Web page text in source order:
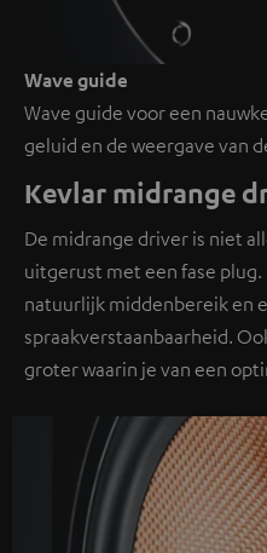
Wave guide
Wave guide voor een
geluid en de weergave van
Kevlar midrange
De midrange driver is niet
uitgerust met een fase
natuurlijk middenbereik en
spraakverstaanbaarheid.
groter waarin je van een